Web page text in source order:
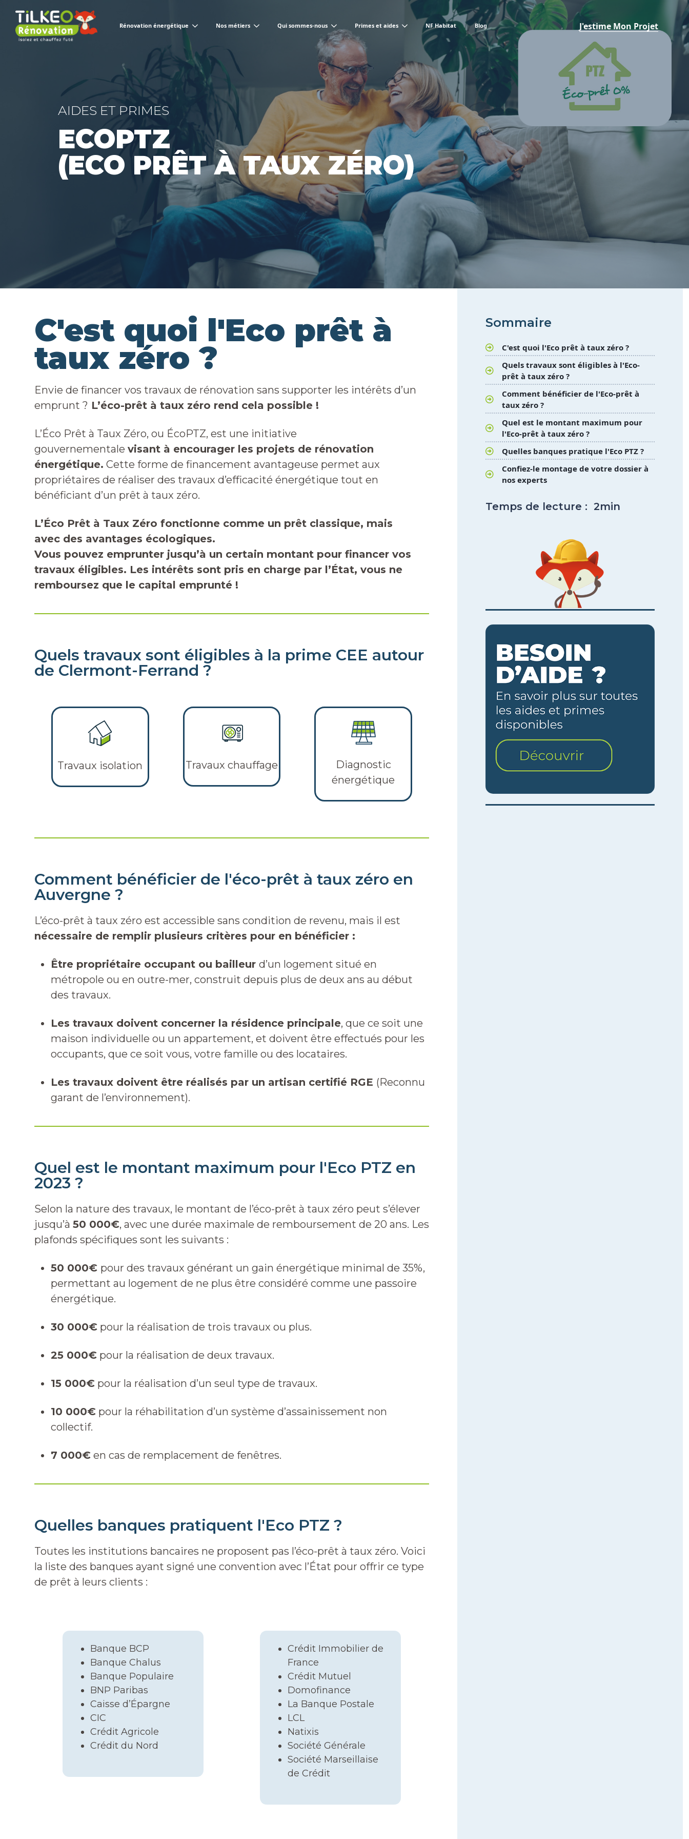
Rénovation énergétique Nos métiers Qui sommes-nous Primes et aides NF Habitat Blog J'estime Mon Projet
ECOPTZ
(ECO PRÊT À TAUX ZÉRO)
AIDES ET PRIMES
C'est quoi l'Eco prêt à
taux zéro ?​
Envie de financer vos travaux de rénovation sans supporter les intérêts d’un
emprunt ? L’éco-prêt à taux zéro rend cela possible !
L’Éco Prêt à Taux Zéro, ou ÉcoPTZ, est une initiative
gouvernementale visant à encourager les projets de rénovation
énergétique. Cette forme de financement avantageuse permet aux
propriétaires de réaliser des travaux d’efficacité énergétique tout en
bénéficiant d’un prêt à taux zéro.
L’Éco Prêt à Taux Zéro fonctionne comme un prêt classique, mais
avec des avantages écologiques.
Vous pouvez emprunter jusqu’à un certain montant pour financer vos
travaux éligibles. Les intérêts sont pris en charge par l’État, vous ne
remboursez que le capital emprunté !
Quels travaux sont éligibles à la prime CEE autour
de Clermont-Ferrand ?
Travaux isolation Travaux chauffage
Diagnostic
énergétique
Comment bénéficier de l'éco-prêt à taux zéro en
Auvergne ?
L’éco-prêt à taux zéro est accessible sans condition de revenu, mais il est
nécessaire de remplir plusieurs critères pour en bénéficier :
Être propriétaire occupant ou bailleur d’un logement situé en
métropole ou en outre-mer, construit depuis plus de deux ans au début
des travaux.
Les travaux doivent concerner la résidence principale, que ce soit une
maison individuelle ou un appartement, et doivent être effectués pour les
occupants, que ce soit vous, votre famille ou des locataires.
Les travaux doivent être réalisés par un artisan certifié RGE (Reconnu
garant de l’environnement).
Quel est le montant maximum pour l'Eco PTZ en
2023 ?
Selon la nature des travaux, le montant de l’éco-prêt à taux zéro peut s’élever
jusqu’à 50 000€, avec une durée maximale de remboursement de 20 ans. Les
plafonds spécifiques sont les suivants :
50 000€ pour des travaux générant un gain énergétique minimal de 35%,
permettant au logement de ne plus être considéré comme une passoire
énergétique.
30 000€ pour la réalisation de trois travaux ou plus.
25 000€ pour la réalisation de deux travaux.
15 000€ pour la réalisation d’un seul type de travaux.
10 000€ pour la réhabilitation d’un système d’assainissement non
collectif.
7 000€ en cas de remplacement de fenêtres.
Quelles banques pratiquent l'Eco PTZ ?
Toutes les institutions bancaires ne proposent pas l’éco-prêt à taux zéro. Voici
la liste des banques ayant signé une convention avec l’État pour offrir ce type
de prêt à leurs clients :
Banque BCP
Banque Chalus
Banque Populaire
BNP Paribas
Caisse d’Épargne
CIC
Crédit Agricole
Crédit du Nord
Crédit Immobilier de
France
Crédit Mutuel
Domofinance
La Banque Postale
LCL
Natixis
Société Générale
Société Marseillaise
de Crédit
Sommaire
C'est quoi l'Eco prêt à taux zéro ?​
Quels travaux sont éligibles à l'Eco-
prêt à taux zéro ?
Comment bénéficier de l'Eco-prêt à
taux zéro ?
Quel est le montant maximum pour
l'Eco-prêt à taux zéro ?
Quelles banques pratique l'Eco PTZ ?
Confiez-le montage de votre dossier à
nos experts​
Temps de lecture : 2min